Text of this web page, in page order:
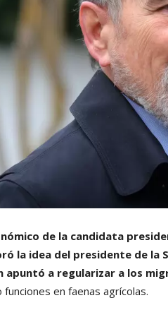
de la candidata
la idea del presidente de la
apuntó a regularizar a los
en faenas agrícolas.